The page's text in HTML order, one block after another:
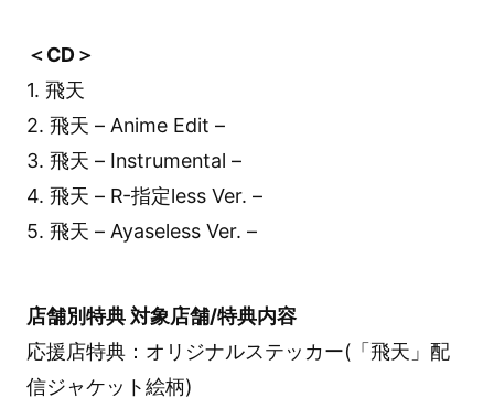
＜CD＞
1. 飛天
2. 飛天 – Anime Edit –
3. 飛天 – Instrumental –
4. 飛天 – R-指定less Ver. –
5. 飛天 – Ayaseless Ver. –
店舗別特典 対象店舗/特典内容
応援店特典：オリジナルステッカー(「飛天」配
信ジャケット絵柄)